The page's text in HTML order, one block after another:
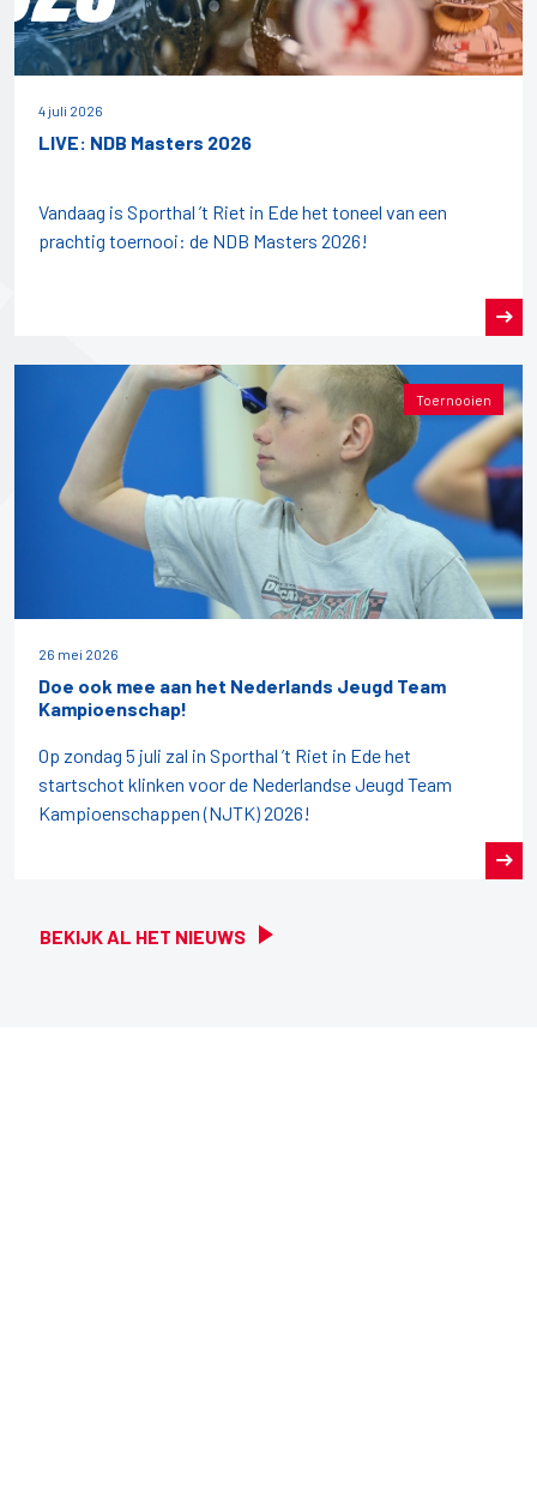
BEKIJK AL HET NIEUWS
4 juli 2026
LIVE: NDB Masters 2026
Vandaag is Sporthal ’t Riet in Ede het toneel van een
prachtig toernooi: de NDB Masters 2026!
Toernooien
26 mei 2026
Doe ook mee aan het Nederlands Jeugd Team
Kampioenschap!
Op zondag 5 juli zal in Sporthal ’t Riet in Ede het
startschot klinken voor de Nederlandse Jeugd Team
Kampioenschappen (NJTK) 2026!